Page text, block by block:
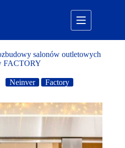
salonów outletowych
FACTORY
Neinver Factory